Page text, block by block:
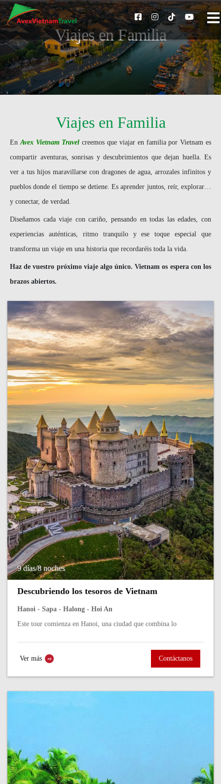
Viajes en Familia
Viajes en Familia
EnAvex Vietnam Travel creemos que viajar en familia por Vietnam es
compartir aventuras, sonrisas y descubrimientos que dejan huella. Es
ver a tus hijos maravillarse con dragones de agua, arrozales infinitos y
pueblos donde el tiempo se detiene. Es aprender juntos, reír, explorar…
y conectar, de verdad.
Diseñamos cada viaje con cariño, pensando en todas las edades, con
experiencias auténticas, ritmo tranquilo y ese toque especial que
transforma un viaje en una historia que recordaréis toda la vida.
Haz de vuestro próximo viaje algo único. Vietnam os espera con los
brazos abiertos.
9 días/8 noches
Descubriendo los tesoros de Vietnam
Hanoi - Sapa - Halong - Hoi An
Este tour comienza en Hanoi, una ciudad que combina lo
de un café vietnamita...
Ver más Contáctanos